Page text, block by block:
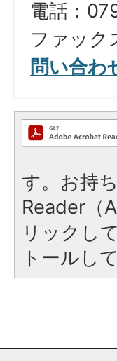
電話：
ファッ
問い合わ
す。お持
Reader（
リックし
トールし